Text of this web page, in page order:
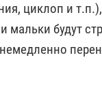
циклоп и
будут